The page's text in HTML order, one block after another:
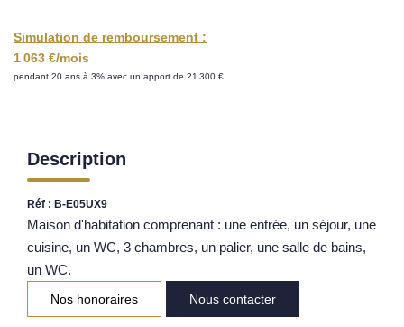
LOUER
AGENCES
Qui Sommes Nous
Notre Équipe
Simulation de remboursement :
1 063 €/mois
pendant 20 ans à 3% avec un apport de 21 300 €
Description
Réf : B-E05UX9
Maison d'habitation comprenant : une entrée, un séjour, une
cuisine, un WC, 3 chambres, un palier, une salle de bains,
un WC.
Nos honoraires Nous contacter